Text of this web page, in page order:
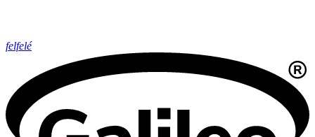
felfelé